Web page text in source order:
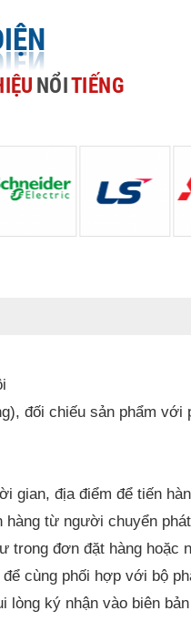
NỔITIẾNG
đối chiếu sản phẩm với
gian, địa điểm để tiến
từ người chuyển
đơn đặt hàng hoặc
cùng phối hợp với bộ
ký nhận vào biên